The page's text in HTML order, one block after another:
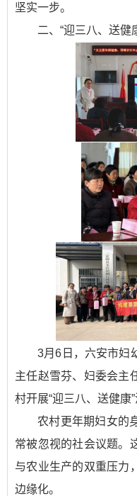
坚实一步。
二、“迎三八、送健
3月6日，六安市妇
主任赵雪芬、妇委会主
村开展“迎三八、送健康”
农村更年期妇女的
常被忽视的社会议题。
与农业生产的双重压力
边缘化。